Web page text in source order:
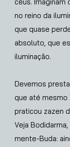
no reino da
que quase
absoluto, que
iluminação.
Devemos
que até mesmo
praticou zazen
Veja
mente-Buda: